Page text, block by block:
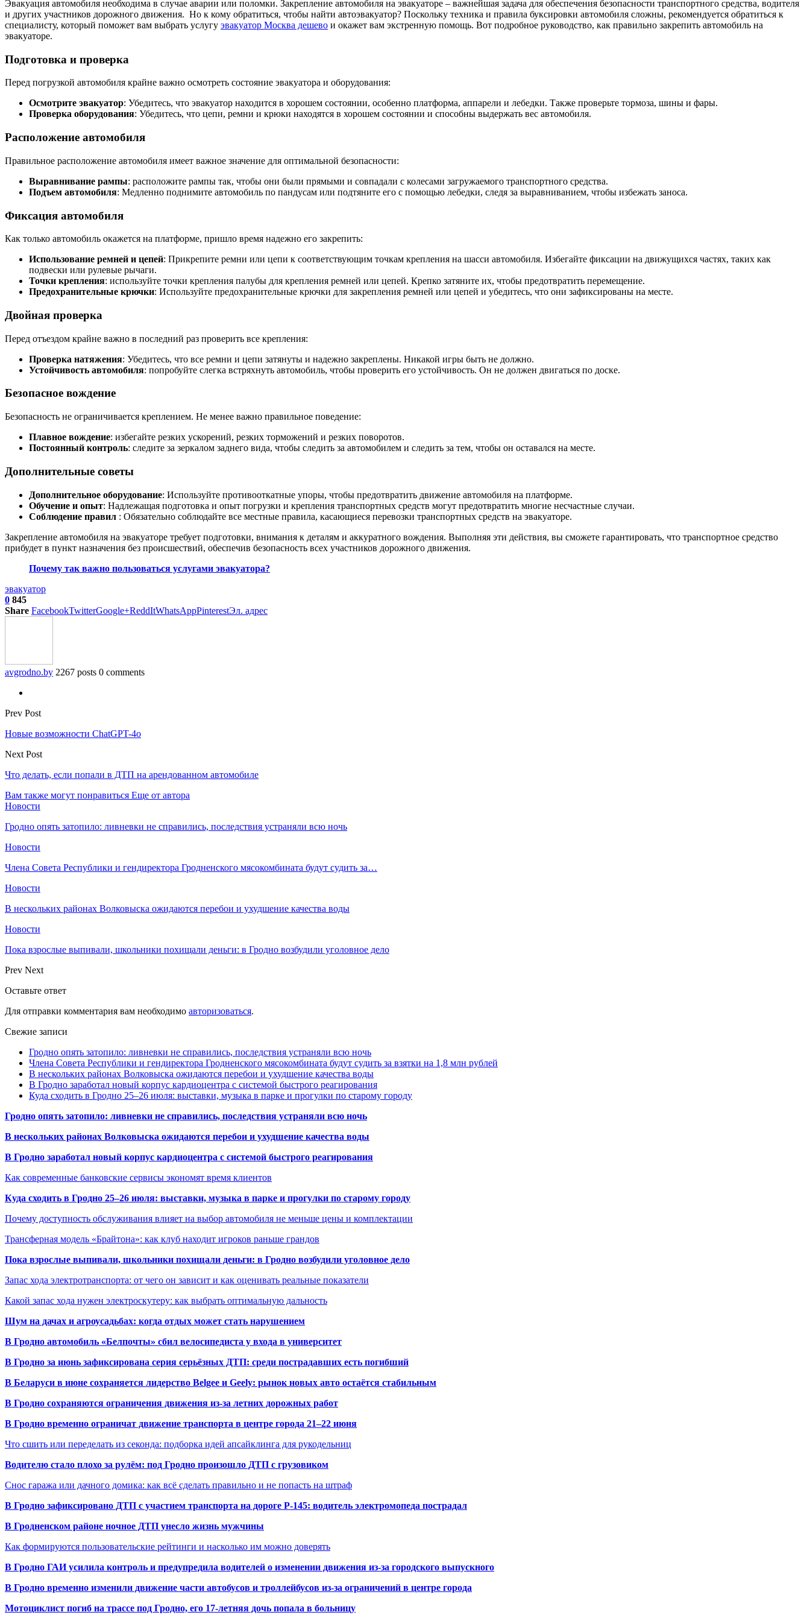
Эвакуация автомобиля необходима в случае аварии или поломки. Закрепление автомобиля на эвакуаторе – важнейшая задача для обеспечения безопасности транспортного средства, водителя
и других участников дорожного движения. Но к кому обратиться, чтобы найти автоэвакуатор? Поскольку техника и правила буксировки автомобиля сложны, рекомендуется обратиться к
специалисту, который поможет вам выбрать услугу эвакуатор Москва дешево и окажет вам экстренную помощь. Вот подробное руководство, как правильно закрепить автомобиль на
эвакуаторе.
Подготовка и проверка
Перед погрузкой автомобиля крайне важно осмотреть состояние эвакуатора и оборудования:
Осмотрите эвакуатор: Убедитесь, что эвакуатор находится в хорошем состоянии, особенно платформа, аппарели и лебедки. Также проверьте тормоза, шины и фары.
Проверка оборудования: Убедитесь, что цепи, ремни и крюки находятся в хорошем состоянии и способны выдержать вес автомобиля.
Расположение автомобиля
Правильное расположение автомобиля имеет важное значение для оптимальной безопасности:
Выравнивание рампы: расположите рампы так, чтобы они были прямыми и совпадали с колесами загружаемого транспортного средства.
Подъем автомобиля: Медленно поднимите автомобиль по пандусам или подтяните его с помощью лебедки, следя за выравниванием, чтобы избежать заноса.
Фиксация автомобиля
Как только автомобиль окажется на платформе, пришло время надежно его закрепить:
Использование ремней и цепей: Прикрепите ремни или цепи к соответствующим точкам крепления на шасси автомобиля. Избегайте фиксации на движущихся частях, таких как
подвески или рулевые рычаги.
Точки крепления: используйте точки крепления палубы для крепления ремней или цепей. Крепко затяните их, чтобы предотвратить перемещение.
Предохранительные крючки: Используйте предохранительные крючки для закрепления ремней или цепей и убедитесь, что они зафиксированы на месте.
Двойная проверка
Перед отъездом крайне важно в последний раз проверить все крепления:
Проверка натяжения: Убедитесь, что все ремни и цепи затянуты и надежно закреплены. Никакой игры быть не должно.
Устойчивость автомобиля: попробуйте слегка встряхнуть автомобиль, чтобы проверить его устойчивость. Он не должен двигаться по доске.
Безопасное вождение
Безопасность не ограничивается креплением. Не менее важно правильное поведение:
Плавное вождение: избегайте резких ускорений, резких торможений и резких поворотов.
Постоянный контроль: следите за зеркалом заднего вида, чтобы следить за автомобилем и следить за тем, чтобы он оставался на месте.
Дополнительные советы
Дополнительное оборудование: Используйте противооткатные упоры, чтобы предотвратить движение автомобиля на платформе.
Обучение и опыт: Надлежащая подготовка и опыт погрузки и крепления транспортных средств могут предотвратить многие несчастные случаи.
Соблюдение правил : Обязательно соблюдайте все местные правила, касающиеся перевозки транспортных средств на эвакуаторе.
Закрепление автомобиля на эвакуаторе требует подготовки, внимания к деталям и аккуратного вождения. Выполняя эти действия, вы сможете гарантировать, что транспортное средство
прибудет в пункт назначения без происшествий, обеспечив безопасность всех участников дорожного движения.
Почему так важно пользоваться услугами эвакуатора?
эвакуатор
0 845
Share FacebookTwitterGoogle+ReddItWhatsAppPinterestЭл. адрес
avgrodno.by 2267 posts 0 comments
Prev Post
Новые возможности ChatGPT-4o
Next Post
Что делать, если попали в ДТП на арендованном автомобиле
Вам также могут понравиться Еще от автора
Новости
Гродно опять затопило: ливневки не справились, последствия устраняли всю ночь
Новости
Члена Совета Республики и гендиректора Гродненского мясокомбината будут судить за…
Новости
В нескольких районах Волковыска ожидаются перебои и ухудшение качества воды
Новости
Пока взрослые выпивали, школьники похищали деньги: в Гродно возбудили уголовное дело
Prev Next
Оставьте ответ
Для отправки комментария вам необходимо авторизоваться.
Свежие записи
Гродно опять затопило: ливневки не справились, последствия устраняли всю ночь
Члена Совета Республики и гендиректора Гродненского мясокомбината будут судить за взятки на 1,8 млн рублей
В нескольких районах Волковыска ожидаются перебои и ухудшение качества воды
В Гродно заработал новый корпус кардиоцентра с системой быстрого реагирования
Куда сходить в Гродно 25–26 июля: выставки, музыка в парке и прогулки по старому городу
Гродно опять затопило: ливневки не справились, последствия устраняли всю ночь
В нескольких районах Волковыска ожидаются перебои и ухудшение качества воды
В Гродно заработал новый корпус кардиоцентра с системой быстрого реагирования
Как современные банковские сервисы экономят время клиентов
Куда сходить в Гродно 25–26 июля: выставки, музыка в парке и прогулки по старому городу
Почему доступность обслуживания влияет на выбор автомобиля не меньше цены и комплектации
Трансферная модель «Брайтона»: как клуб находит игроков раньше грандов
Пока взрослые выпивали, школьники похищали деньги: в Гродно возбудили уголовное дело
Запас хода электротранспорта: от чего он зависит и как оценивать реальные показатели
Какой запас хода нужен электроскутеру: как выбрать оптимальную дальность
Шум на дачах и агроусадьбах: когда отдых может стать нарушением
В Гродно автомобиль «Белпочты» сбил велосипедиста у входа в университет
В Гродно за июнь зафиксирована серия серьёзных ДТП: среди пострадавших есть погибший
В Беларуси в июне сохраняется лидерство Belgee и Geely: рынок новых авто остаётся стабильным
В Гродно сохраняются ограничения движения из-за летних дорожных работ
В Гродно временно ограничат движение транспорта в центре города 21–22 июня
Что сшить или переделать из секонда: подборка идей апсайклинга для рукодельниц
Водителю стало плохо за рулём: под Гродно произошло ДТП с грузовиком
Снос гаража или дачного домика: как всё сделать правильно и не попасть на штраф
В Гродно зафиксировано ДТП с участием транспорта на дороге Р-145: водитель электромопеда пострадал
В Гродненском районе ночное ДТП унесло жизнь мужчины
Как формируются пользовательские рейтинги и насколько им можно доверять
В Гродно ГАИ усилила контроль и предупредила водителей о изменении движения из-за городского выпускного
В Гродно временно изменили движение части автобусов и троллейбусов из-за ограничений в центре города
Мотоциклист погиб на трассе под Гродно, его 17-летняя дочь попала в больницу